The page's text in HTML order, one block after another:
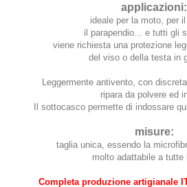
applicazioni:
ideale per la moto, per il
il parapendio... e tutti gli
viene richiesta una protezione
del viso o della testa in
Leggermente antivento, con
ripara da polvere ed
Il sottocasco permette di indossare
misure:
taglia unica, essendo la
molto adattabile a tutte
Completa produzione artigianale